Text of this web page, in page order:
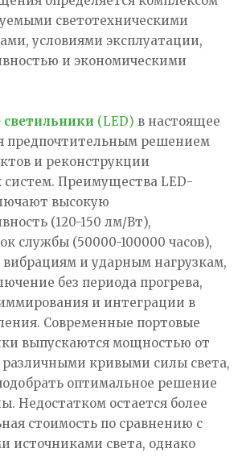
светотехническими
условиями эксплуатации,
и экономическими
(LED) в настоящее
предпочтительным решением
и реконструкции
Преимущества LED-
высокую
(120-150 лм/Вт),
службы (50000-100000 часов),
вибрациям и ударным нагрузкам,
без периода прогрева,
и интеграции в
Современные портовые
выпускаются мощностью от
различными кривыми силы света,
оптимальное решение
Недостатком остается более
стоимость по сравнению с
источниками света, однако